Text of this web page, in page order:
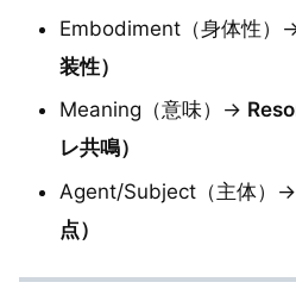
Embodiment（身体性）
装性）
Meaning（意味）→
レ共鳴）
Agent/Subject（主体）→
点）